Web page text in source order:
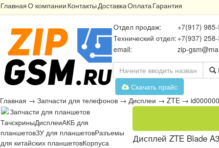
ГлавнаяО компании КонтактыДоставкаОплатаГарантия
Отдел продаж:
+7(917)
Технический отдел: +7(937)
email:
zip-
Скачать прайс
Главная → Запчасти для телефонов → Дисплеи → ZTE →
Запчасти для планшетов
ТачскриныДисплеиАКБ для
планшетовЗУ для планшетовРазъемы
для китайских планшетовКорпуса
Дисплей ZTE Blade